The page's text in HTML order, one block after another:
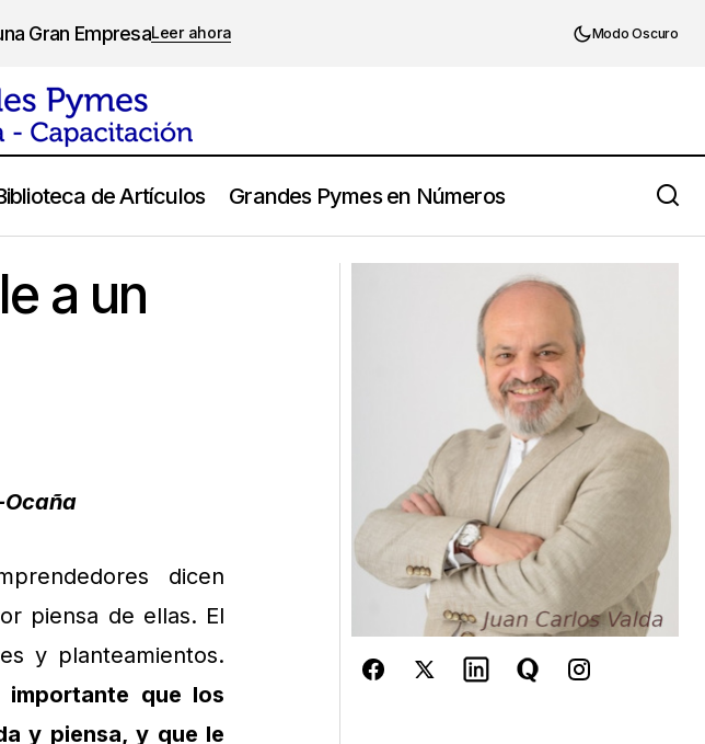
Gran EmpresaLeer ahora Modo Oscuro
de Artículos Grandes Pymes en Números
decirle a un inversor
Algunos mitos sobre el manejo de
conflictos que merece la pena revisar.
a un
dicen
piensa de ellas. El
y planteamientos.
importante que los
y piensa, y que le